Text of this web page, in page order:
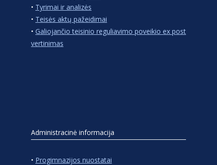
• Tyrimai ir analizės
• Teisės aktų pažeidimai
• Galiojančio teisinio reguliavimo poveikio ex post
vertinimas
Administracinė informacija
• Progimnazijos nuostatai